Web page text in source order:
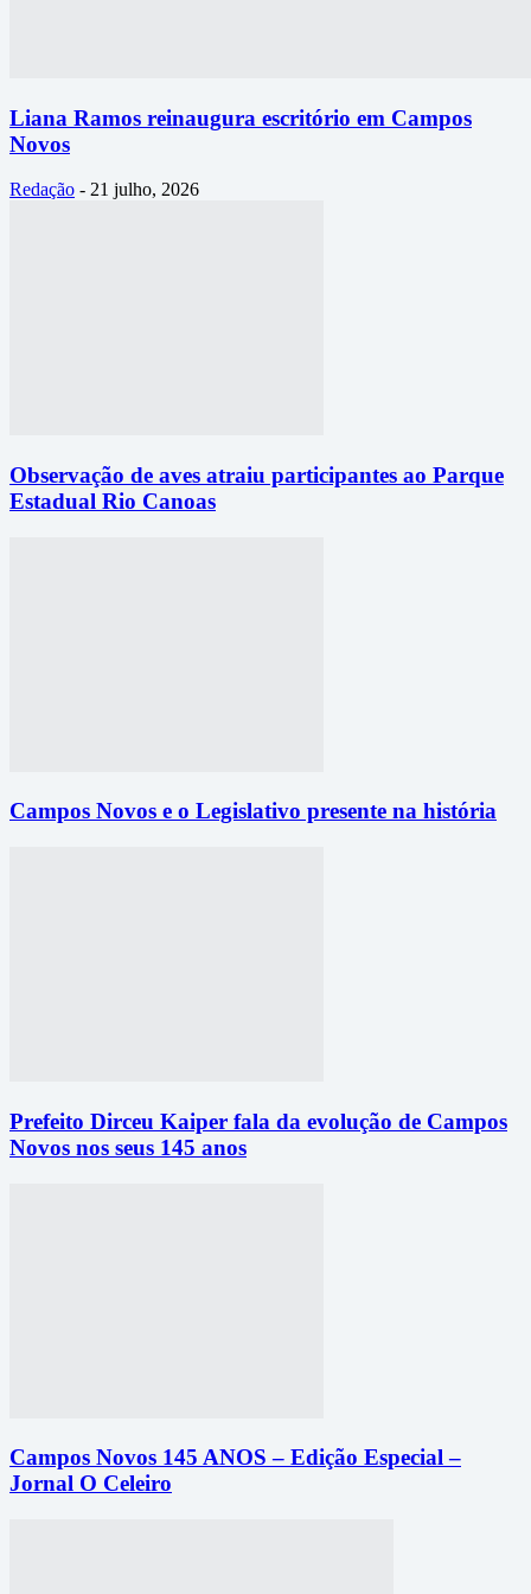
Liana Ramos reinaugura escritório em Campos
Novos
Redação - 21 julho, 2026
Observação de aves atraiu participantes ao Parque
Estadual Rio Canoas
Campos Novos e o Legislativo presente na história
Prefeito Dirceu Kaiper fala da evolução de Campos
Novos nos seus 145 anos
Campos Novos 145 ANOS – Edição Especial –
Jornal O Celeiro